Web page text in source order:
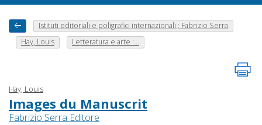
Istituti editoriali e poligrafici internazionali ; Fabrizio Serra
Hay, Louis
Letteratura e arte :...
Hay, Louis
Images du Manuscrit
Fabrizio Serra Editore